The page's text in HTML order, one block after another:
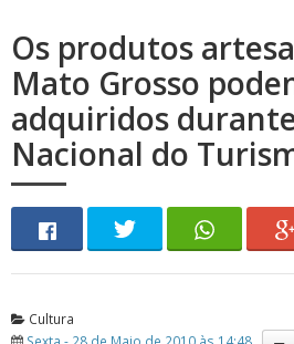
Os produtos
Mato Grosso
adquiridos
Nacional do
Cultura